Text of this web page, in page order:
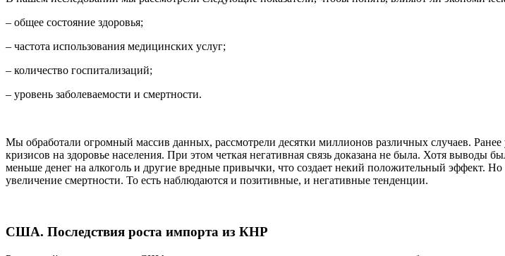
– общее состояние здоровья;
– частота использования медицинских услуг;
– количество госпитализаций;
– уровень заболеваемости и смертности.
Мы обработали огромный массив данных, рассмотрели десятки миллионов различных случаев.
кризисов на здоровье населения. При этом четкая негативная связь доказана не была. Хотя
меньше денег на алкоголь и другие вредные привычки, что создает некий положительный эффект.
увеличение смертности. То есть наблюдаются и позитивные, и негативные тенденции.
США. Последствия роста импорта из КНР